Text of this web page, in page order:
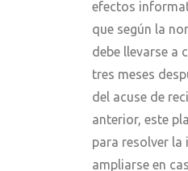
efectos
que según la
debe llevarse a
tres meses
del acuse de
anterior, este
para resolver
ampliarse en